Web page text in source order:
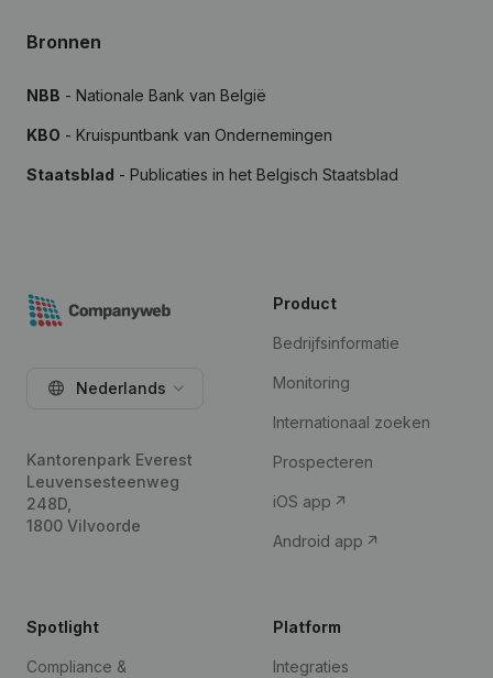
Bronnen
NBB - Nationale Bank van België
KBO - Kruispuntbank van Ondernemingen
Staatsblad - Publicaties in het Belgisch Staatsblad
Nederlands
Kantorenpark Everest
Leuvensesteenweg
248D,
1800 Vilvoorde
Product
Bedrijfsinformatie
Monitoring
Internationaal zoeken
Prospecteren
iOS app
Android app
Spotlight
Compliance &
Platform
Integraties